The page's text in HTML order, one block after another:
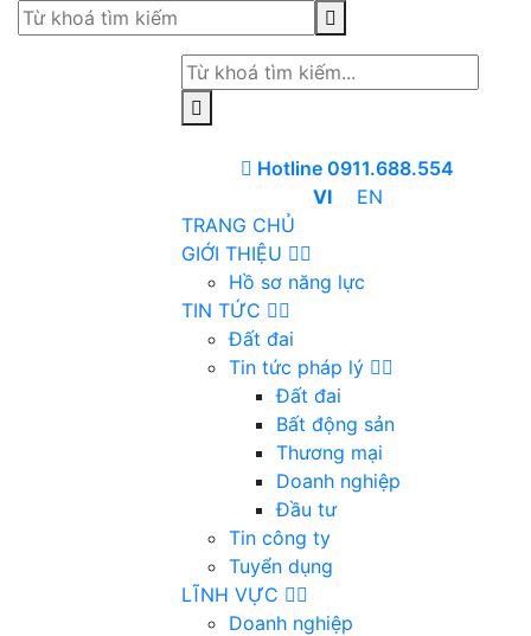
Hotline 0911.688.554
VI
EN
TRANG CHỦ
GIỚI THIỆU
Hồ sơ năng lực
TIN TỨC
Đất đai
Tin tức pháp lý
Đất đai
Bất động sản
Thương mại
Doanh nghiệp
Đầu tư
Tin công ty
Tuyển dụng
LĨNH VỰC
Doanh nghiệp